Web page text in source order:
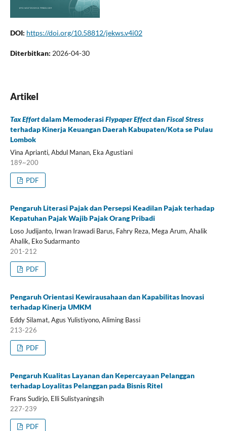
DOI: https://doi.org/10.58812/jekws.v4i02
Diterbitkan: 2026-04-30
Artikel
Tax Effortdalam MemoderasiFlypaper EffectdanFiscalStress
terhadap Kinerja Keuangan Daerah Kabupaten/Kota se Pulau
Lombok
Vina Aprianti, Abdul Manan, Eka Agustiani
189~200
PDF
Pengaruh Literasi Pajak dan Persepsi Keadilan Pajak terhadap
Kepatuhan Pajak Wajib Pajak Orang Pribadi
Loso Judijanto, Irwan Irawadi Barus, Fahry Reza, Mega Arum, Ahalik
Ahalik, Eko Sudarmanto
201-212
PDF
Pengaruh Orientasi Kewirausahaan dan Kapabilitas Inovasi
terhadap Kinerja UMKM
Eddy Silamat, Agus Yulistiyono, Aliming Bassi
213-226
PDF
Pengaruh Kualitas Layanan dan Kepercayaan Pelanggan
terhadap Loyalitas Pelanggan pada Bisnis Ritel
Frans Sudirjo, Elli Sulistyaningsih
227-239
PDF